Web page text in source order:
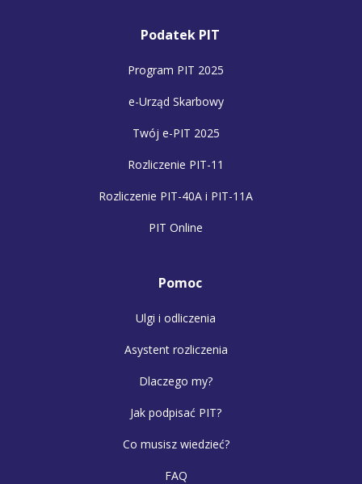
Podatek PIT
Program PIT 2025
e-Urząd Skarbowy
Twój e-PIT 2025
Rozliczenie PIT-11
Rozliczenie PIT-40A i PIT-11A
PIT Online
Pomoc
Ulgi i odliczenia
Asystent rozliczenia
Dlaczego my?
Jak podpisać PIT?
Co musisz wiedzieć?
FAQ